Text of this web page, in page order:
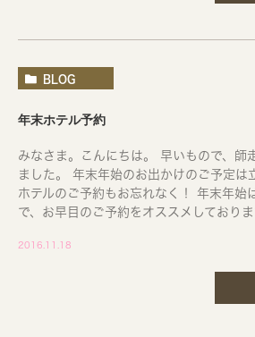
BLOG
年末ホテル予約
みなさま。こんにちは。 早いもので、師
ました。 年末年始のお出かけのご予定は
ホテルのご予約もお忘れなく！ 年末年始
で、お早目のご予約をオススメしており
2016.11.18